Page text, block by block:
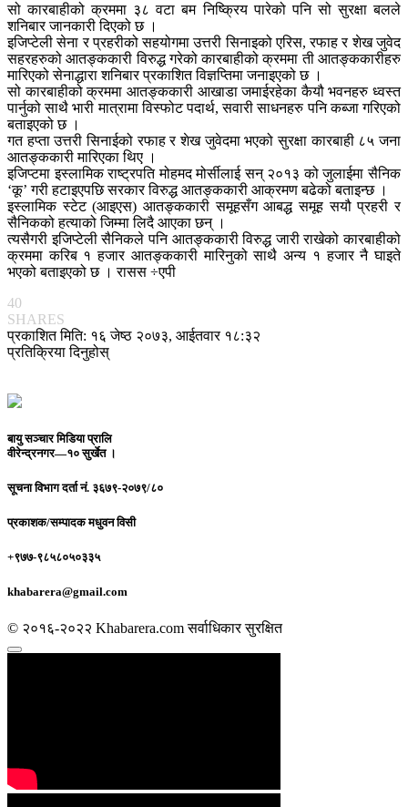
सो कारबाहीको क्रममा ३८ वटा बम निष्क्रिय पारेको पनि सो सुरक्षा बलले
शनिबार जानकारी दिएको छ ।
इजिप्टेली सेना र प्रहरीको सहयोगमा उत्तरी सिनाइको एरिस, रफाह र शेख जुवेद
सहरहरुको आतङ्ककारी विरुद्ध गरेको कारबाहीको क्रममा ती आतङ्ककारीहरु
मारिएको सेनाद्धारा शनिबार प्रकाशित विज्ञप्तिमा जनाइएको छ ।
सो कारबाहीको क्रममा आतङ्ककारी आखाडा जमाईरहेका कैयौ भवनहरु ध्वस्त
पार्नुको साथै भारी मात्रामा विस्फोट पदार्थ, सवारी साधनहरु पनि कब्जा गरिएको
बताइएको छ ।
गत हप्ता उत्तरी सिनाईको रफाह र शेख जुवेदमा भएको सुरक्षा कारबाही ८५ जना
आतङ्ककारी मारिएका थिए ।
इजिप्टमा इस्लामिक राष्ट्रपति मोहमद मोर्सीलाई सन् २०१३ को जुलाईमा सैनिक
‘कू’ गरी हटाइएपछि सरकार विरुद्ध आतङ्ककारी आक्रमण बढेको बताइन्छ ।
इस्लामिक स्टेट (आइएस) आतङ्ककारी समूहसँग आबद्ध समूह सयौ प्रहरी र
सैनिकको हत्याको जिम्मा लिदै आएका छन् ।
त्यसैगरी इजिप्टेली सैनिकले पनि आतङ्ककारी विरुद्ध जारी राखेको कारबाहीको
क्रममा करिब १ हजार आतङ्ककारी मारिनुको साथै अन्य १ हजार नै घाइते
भएको बताइएको छ । रासस ÷एपी
40
SHARES
प्रकाशित मिति: १६ जेष्ठ २०७३, आईतवार १८:३२
प्रतिक्रिया दिनुहोस्
बायु सञ्चार मिडिया प्रालि
वीरेन्द्रनगर—१० सुर्खेत ।
सूचना विभाग दर्ता नं. ३६७९-२०७९/८०
प्रकाशक/सम्पादकमधुवन विसी
+९७७-९८५८०५०३३५
khabarera@gmail.com
© २०१६-२०२२ Khabarera.com सर्वाधिकार सुरक्षित